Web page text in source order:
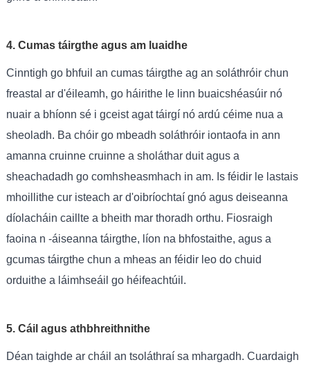
4. Cumas táirgthe agus am luaidhe
Cinntigh go bhfuil an cumas táirgthe ag an soláthróir chun
freastal ar d'éileamh, go háirithe le linn buaicshéasúir nó
nuair a bhíonn sé i gceist agat táirgí nó ardú céime nua a
sheoladh. Ba chóir go mbeadh soláthróir iontaofa in ann
amanna cruinne cruinne a sholáthar duit agus a
sheachadadh go comhsheasmhach in am. Is féidir le lastais
mhoillithe cur isteach ar d'oibríochtaí gnó agus deiseanna
díolacháin caillte a bheith mar thoradh orthu. Fiosraigh
faoina n -áiseanna táirgthe, líon na bhfostaithe, agus a
gcumas táirgthe chun a mheas an féidir leo do chuid
orduithe a láimhseáil go héifeachtúil.
5. Cáil agus athbhreithnithe
Déan taighde ar cháil an tsoláthraí sa mhargadh. Cuardaigh